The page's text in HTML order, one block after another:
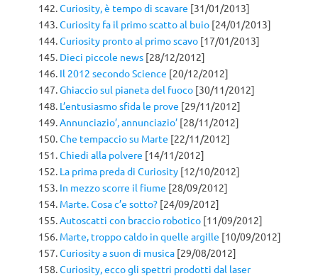
Curiosity, è tempo di scavare [31/01/2013]
Curiosity fa il primo scatto al buio [24/01/2013]
Curiosity pronto al primo scavo [17/01/2013]
Dieci piccole news [28/12/2012]
Il 2012 secondo Science [20/12/2012]
Ghiaccio sul pianeta del fuoco [30/11/2012]
L’entusiasmo sfida le prove [29/11/2012]
Annunciazio’, annunciazio’ [28/11/2012]
Che tempaccio su Marte [22/11/2012]
Chiedi alla polvere [14/11/2012]
La prima preda di Curiosity [12/10/2012]
In mezzo scorre il fiume [28/09/2012]
Marte. Cosa c’e sotto? [24/09/2012]
Autoscatti con braccio robotico [11/09/2012]
Marte, troppo caldo in quelle argille [10/09/2012]
Curiosity a suon di musica [29/08/2012]
Curiosity, ecco gli spettri prodotti dal laser